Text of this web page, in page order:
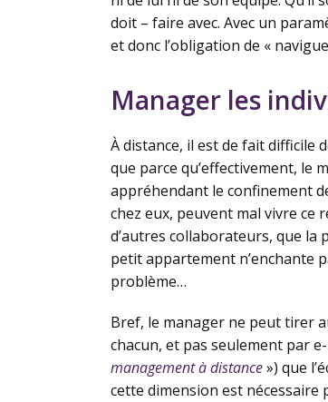
doit – faire avec. Avec un
et donc l’obligation de «
Manager les
À distance, il est de fait difficile
que parce qu’effectivement, le
appréhendant le confinement
chez eux, peuvent mal vivre ce
d’autres collaborateurs, que la
petit appartement n’enchante
problème…
Bref, le manager ne peut tirer
chacun, et pas seulement par
management à distance») que
cette dimension est